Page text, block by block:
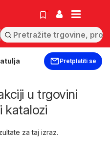
Pretplatiti se
u trgovini
katalozi
za taj izraz.